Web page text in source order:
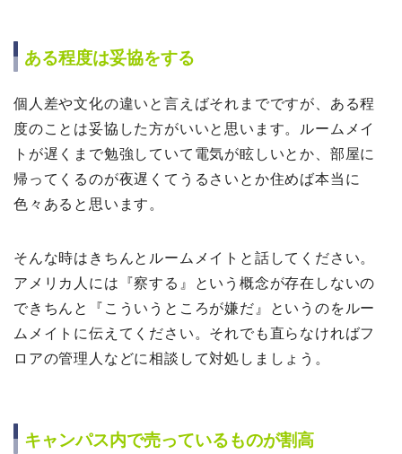
ある程度は妥協をする
個人差や文化の違いと言えばそれまでですが、ある程
度のことは妥協した方がいいと思います。ルームメイ
トが遅くまで勉強していて電気が眩しいとか、部屋に
帰ってくるのが夜遅くてうるさいとか住めば本当に
色々あると思います。
そんな時はきちんとルームメイトと話してください。
アメリカ人には『察する』という概念が存在しないの
できちんと『こういうところが嫌だ』というのをルー
ムメイトに伝えてください。それでも直らなければフ
ロアの管理人などに相談して対処しましょう。
キャンパス内で売っているものが割高